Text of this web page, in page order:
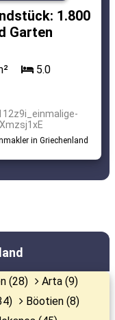
1.800
Garten
5.0
(28)
Arta (9)
Böotien (8)